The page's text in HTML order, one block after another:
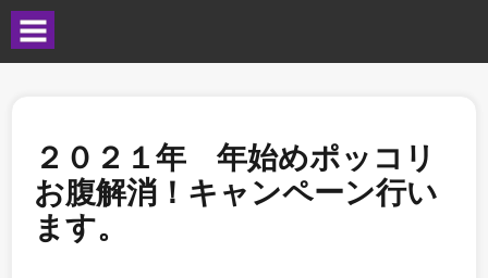
２０２１年 年始めポッコリ
お腹解消！キャンペーン行い
ます。